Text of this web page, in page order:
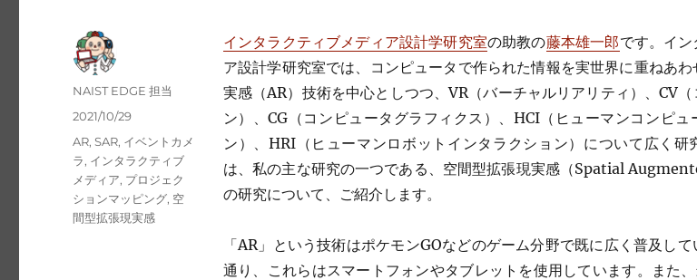
インタラクティブメディア設計学研究室の助教の藤本雄一郎です。イ
ア設計学研究室では、コンピュータで作られた情報を実世界に重ねあ
実感（AR）技術を中心としつつ、VR（バーチャルリアリティ）、CV
ン）、CG（コンピュータグラフィクス）、HCI（ヒューマンコンピュ
ン）、HRI（ヒューマンロボットインタラクション）について広く研
は、私の主な研究の一つである、空間型拡張現実感（Spatial
の研究について、ご紹介します。
「AR」という技術はポケモンGOなどのゲーム分野で既に広く普及し
通り、これらはスマートフォンやタブレットを使用しています。また
Author
NAIST EDGE 担当
Posted
2021/10/29
Tags
AR,SAR, イベントカメ
ラ, インタラクティブ
メディア, プロジェク
ションマッピング, 空
間型拡張現実感